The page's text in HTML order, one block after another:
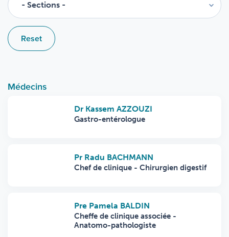
Reset
Médecins
Dr Kassem AZZOUZI
Gastro-entérologue
Pr Radu BACHMANN
Chef de clinique - Chirurgien digestif
Pre Pamela BALDIN
Cheffe de clinique associée -
Anatomo-pathologiste